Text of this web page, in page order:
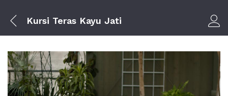
Kursi Teras Kayu Jati